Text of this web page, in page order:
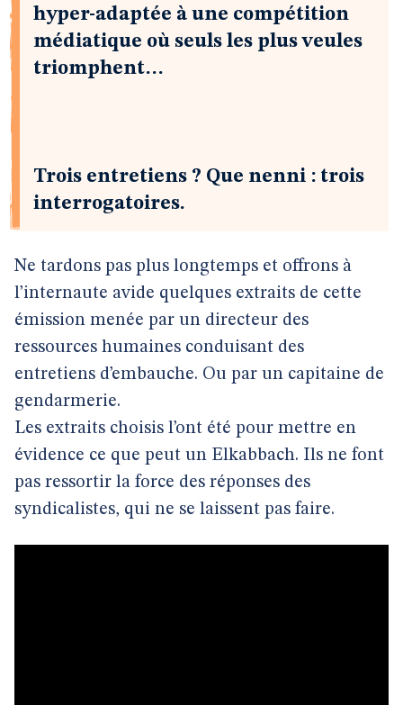
hyper-adaptée à une compétition
médiatique où seuls les plus veules
triomphent…
Trois entretiens ? Que nenni : trois
interrogatoires.
Ne tardons pas plus longtemps et offrons à
l’internaute avide quelques extraits de cette
émission menée par un directeur des
ressources humaines conduisant des
entretiens d’embauche. Ou par un capitaine de
gendarmerie.
Les extraits choisis l’ont été pour mettre en
évidence ce que peut un Elkabbach. Ils ne font
pas ressortir la force des réponses des
syndicalistes, qui ne se laissent pas faire.